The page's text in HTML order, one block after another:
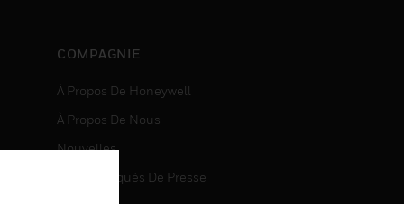
COMPAGNIE
À Propos De Honeywell
À Propos De Nous
Nouvelles
Communiqués De Presse